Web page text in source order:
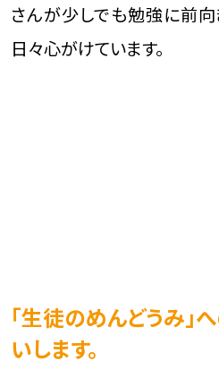
さんが少しでも勉強に前向
日々心がけています。